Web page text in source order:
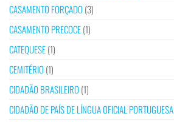
CASAMENTO FORÇADO (3)
CASAMENTO PRECOCE(1)
CATEQUESE(1)
CEMITÉRIO (1)
CIDADÃO BRASILEIRO (1)
CIDADÃO DE PAÍS DE LÍNGUA OFICIAL PORTUGUESA